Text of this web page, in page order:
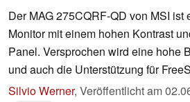
Der MAG 275CQRF-QD von MSI ist
Monitor mit einem hohen Kontrast
Panel. Versprochen wird eine hohe
und auch die Unterstützung für
Silvio Werner, Veröffentlicht am